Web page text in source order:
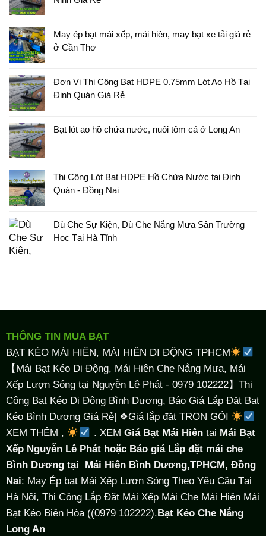
May ép bạt mái xếp, mái hiên, may bạt xe tải giá rẻ
ở Cần Thơ
Đơn Vị Thi Công Bạt HDPE 0.75mm Lót Ao Hồ Tại
Định Quán Giá Rẻ
Bạt lót ao hồ chứa nước, nuôi tôm cá ở Long An
Thi Công Lót Bạt HDPE Hồ Chứa Nước tại Định
Quán - Đồng Nai
Dù Che Sự Kiện, Dù Che Nắng Mưa Sân Trường
Học Tại Hà Tĩnh
THÔNG TIN MUA BẠT
BẠT KÉO MÁI HIÊN, MÁI HIÊN DI ĐỘNG TPHCM
【Mái Bạt Kéo Di Động, Mái Hiên Che Nắng Mưa, Mái
Xếp Lượn Sóng tại Nguyễn Lê Phát - 0979 102222】Thi
Công Bạt Kéo Di Động Bình Dương, Báo Giá Lắp Đặt Bạt
Kéo Bình Dương Giá Rẻ| ❖Giá lắp đặt TRỌN GÓI
XEM THÊM ,
. XEM Giá Bạt Mái Hiêntại Mái Bạt
Xếp Nguyễn Lê Phát hoặc Báo giá Lắp đặt mái che
Bình Dương tại Mái Hiên Bình Dương,TPHCM, Đồng
Nai: May Ép bạt Mái Xếp Lượn Sóng Theo Yêu Cầu Tại
Hà Nội, Thi Công Lắp Đặt Mái Xếp Mái Che Mái Hiên Mái
Bạt Kéo Biên Hòa ((0979 102222).Bạt Kéo Che Nắng
Long An